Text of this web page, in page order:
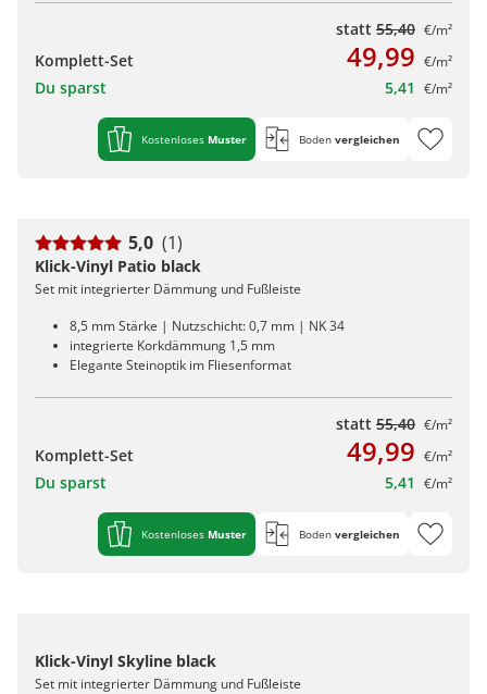
statt 55,40 €/m²
Komplett-Set 49,99 €/m²
Du sparst 5,41 €/m²
Kostenloses Muster Boden vergleichen
5,0 (1)
Klick-Vinyl Patio black
Set mit integrierter Dämmung und Fußleiste
8,5 mm Stärke | Nutzschicht: 0,7 mm | NK 34
integrierte Korkdämmung 1,5 mm
Elegante Steinoptik im Fliesenformat
statt 55,40 €/m²
Komplett-Set 49,99 €/m²
Du sparst 5,41 €/m²
Kostenloses Muster Boden vergleichen
Klick-Vinyl Skyline black
Set mit integrierter Dämmung und Fußleiste